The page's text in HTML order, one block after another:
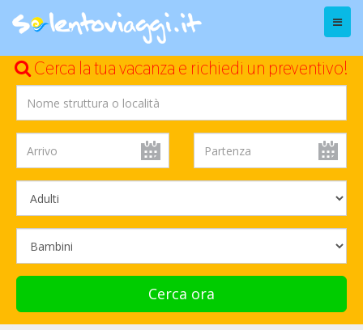
Menu
Cerca la tua vacanza e richiedi un preventivo!
Cerca ora